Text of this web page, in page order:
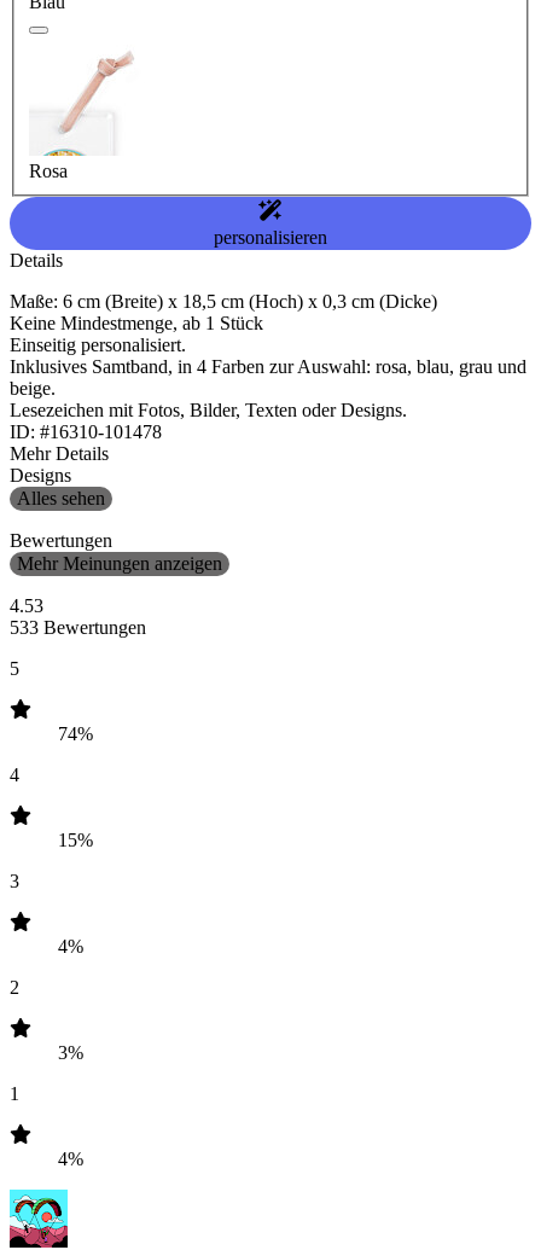
Rosa
personalisieren
Details
Maße: 6 cm (Breite) x 18,5 cm (Hoch) x 0,3 cm (Dicke)
Keine Mindestmenge, ab 1 Stück
Einseitig personalisiert.
Inklusives Samtband, in 4 Farben zur Auswahl: rosa, blau, grau und
beige.
Lesezeichen mit Fotos, Bilder, Texten oder Designs.
ID: #16310-101478
Mehr Details
Designs
Alles sehen
Bewertungen
Mehr Meinungen anzeigen
4.53
533 Bewertungen
5
74%
4
15%
3
4%
2
3%
1
4%